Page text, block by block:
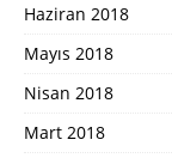
Haziran 2018
Mayıs 2018
Nisan 2018
Mart 2018